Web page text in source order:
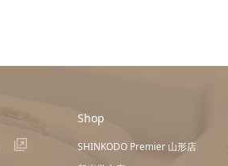
Shop
SHINKODO Premier 山形店